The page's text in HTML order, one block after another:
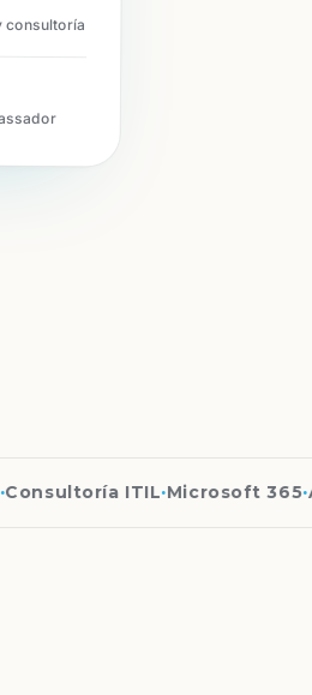
consultoría
ITIL·Microsoft 365·